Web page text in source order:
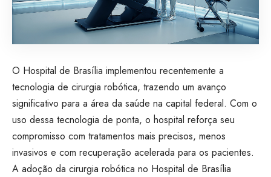
O Hospital de Brasília implementou recentemente a
tecnologia de cirurgia robótica, trazendo um avanço
significativo para a área da saúde na capital federal. Com o
uso dessa tecnologia de ponta, o hospital reforça seu
compromisso com tratamentos mais precisos, menos
invasivos e com recuperação acelerada para os pacientes.
A adoção da cirurgia robótica no Hospital de Brasília